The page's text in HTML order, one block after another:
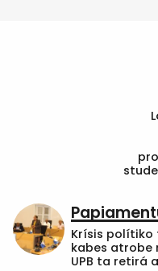
Krísis
kabes atrobe
UPB ta retirá